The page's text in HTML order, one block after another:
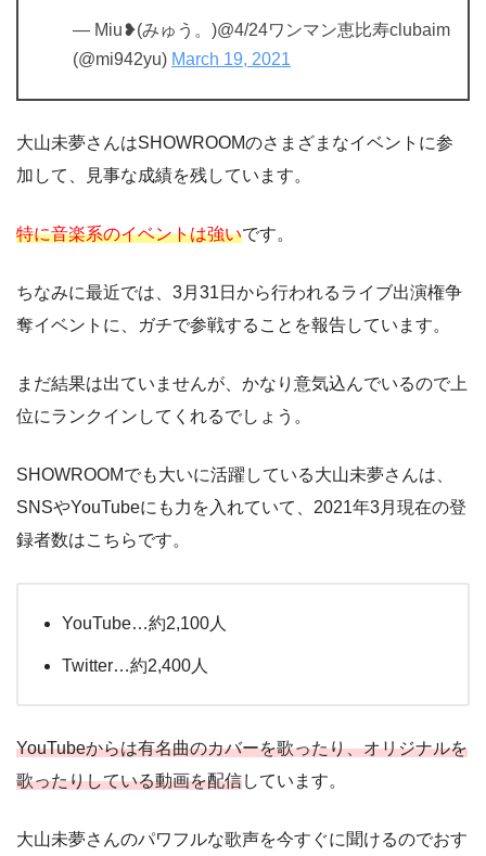
— Miu❥(みゅう。)@4/24ワンマン恵比寿clubaim
(@mi942yu) March 19, 2021
大山未夢さんはSHOWROOMのさまざまなイベントに参
加して、見事な成績を残しています。
特に音楽系のイベントは強いです。
ちなみに最近では、3月31日から行われるライブ出演権争
奪イベントに、ガチで参戦することを報告しています。
まだ結果は出ていませんが、かなり意気込んでいるので上
位にランクインしてくれるでしょう。
SHOWROOMでも大いに活躍している大山未夢さんは、
SNSやYouTubeにも力を入れていて、2021年3月現在の登
録者数はこちらです。
YouTube…約2,100人
Twitter…約2,400人
YouTubeからは有名曲のカバーを歌ったり、オリジナルを
歌ったりしている動画を配信しています。
大山未夢さんのパワフルな歌声を今すぐに聞けるのでおす